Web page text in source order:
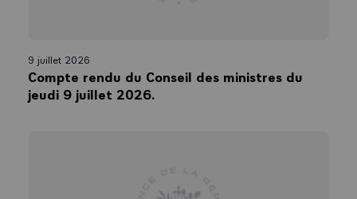
9 juillet 2026
Compte rendu du Conseil des ministres du
jeudi 9 juillet 2026.